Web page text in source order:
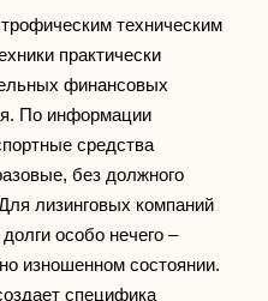
техническим
практически
финансовых
По информации
средства
без должного
лизинговых компаний
особо нечего –
изношенном состоянии.
специфика